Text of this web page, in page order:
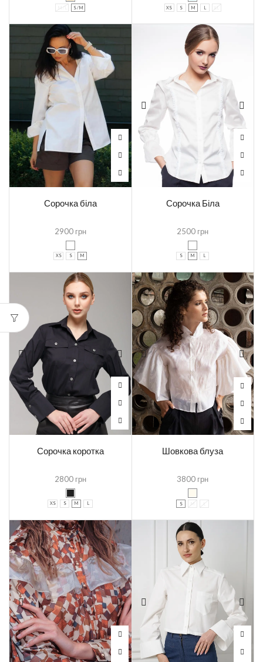
M /L S /M XS S M L XL
Сорочка біла
2900 грн
XS S M
Сорочка Біла
2500 грн
S M L
Сорочка коротка
2800 грн
XS S M L
Шовкова блуза
3800 грн
S M